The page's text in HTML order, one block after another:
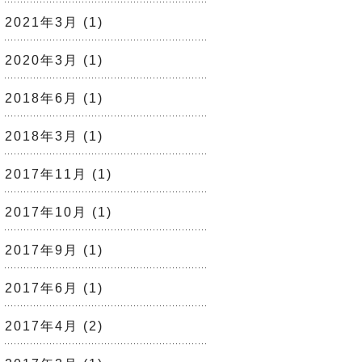
2021年3月 (1)
2020年3月 (1)
2018年6月 (1)
2018年3月 (1)
2017年11月 (1)
2017年10月 (1)
2017年9月 (1)
2017年6月 (1)
2017年4月 (2)